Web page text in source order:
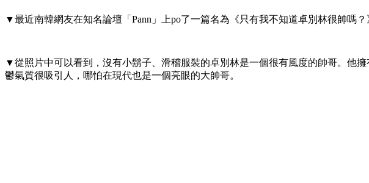
▼最近南韓網友在知名論壇「Pann」上po了一篇名為《只有我不知道卓別林很帥嗎
▼從照片中可以看到，沒有小鬍子、滑稽服裝的卓別林是一個很有風度的帥哥。他
鬱氣質很吸引人，哪怕在現代也是一個亮眼的大帥哥。